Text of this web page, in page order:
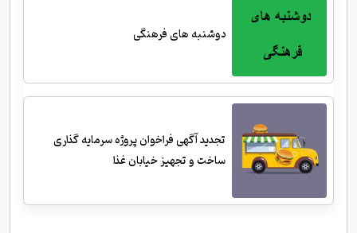
دوشنبه های فرهنگی
تجدید آگهی فراخوان پروژه سرمایه گذاری
ساخت و تجهیز خیابان غذا